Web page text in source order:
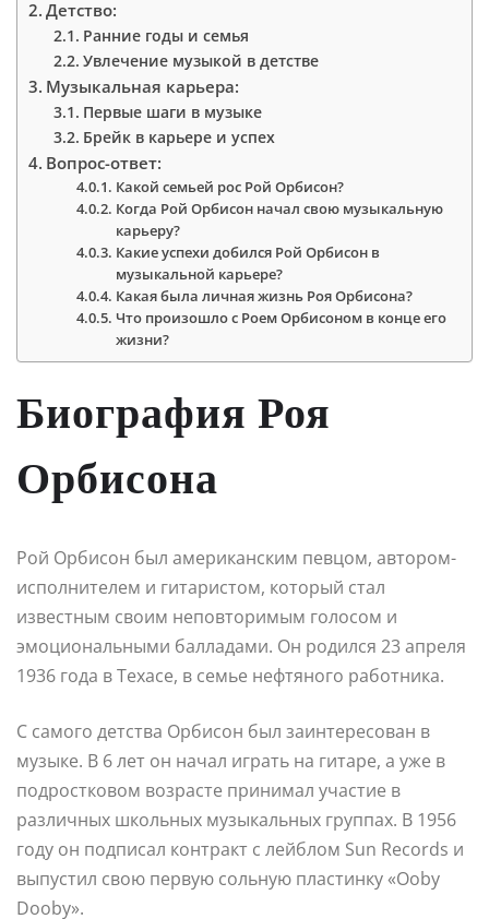
Детство:
Ранние годы и семья
Увлечение музыкой в детстве
Музыкальная карьера:
Первые шаги в музыке
Брейк в карьере и успех
Вопрос-ответ:
Какой семьей рос Рой Орбисон?
Когда Рой Орбисон начал свою музыкальную
карьеру?
Какие успехи добился Рой Орбисон в
музыкальной карьере?
Какая была личная жизнь Роя Орбисона?
Что произошло с Роем Орбисоном в конце его
жизни?
Биография Роя
Орбисона
Рой Орбисон был американским певцом, автором-
исполнителем и гитаристом, который стал
известным своим неповторимым голосом и
эмоциональными балладами. Он родился 23 апреля
1936 года в Техасе, в семье нефтяного работника.
С самого детства Орбисон был заинтересован в
музыке. В 6 лет он начал играть на гитаре, а уже в
подростковом возрасте принимал участие в
различных школьных музыкальных группах. В 1956
году он подписал контракт с лейблом Sun Records и
выпустил свою первую сольную пластинку «Ooby
Dooby».